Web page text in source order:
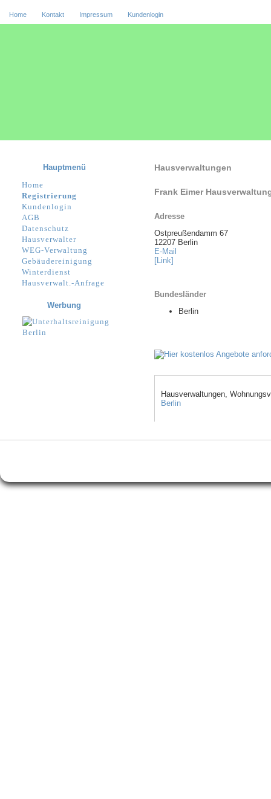
Home Kontakt Impressum Kundenlogin
Hausverwaltungen
Frank Eimer
Adresse
Ostpreußendamm 67
12207 Berlin
E-Mail
[Link]
Bundesländer
Berlin
Hausverwaltungen,
Berlin
Hauptmenü
Home
Registrierung
Kundenlogin
AGB
Datenschutz
Hausverwalter
WEG-Verwaltung
Gebäudereinigung
Winterdienst
Hausverwalt.-Anfrage
Werbung